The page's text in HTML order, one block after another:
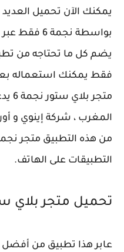
يمكنك الآن تحميل
بواسطة نجمة 6 فقط عبر هذا التطبيق متجر
يضم كل ما تحتاجه من
المغرب ، شركة إينوي و
التطبيقات على الهاتف.
تحميل متجر بلاي
عابر هذا تطبيق من أفضل